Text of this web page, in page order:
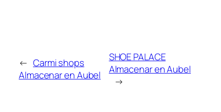
← Carmi shops
Almacenar en Aubel
SHOE PALACE
Almacenar en Aubel
→